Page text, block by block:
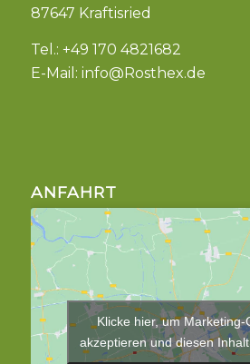
87647 Kraftisried
Tel.: +49 170 4821682
E-Mail: info@Rosthex.de
ANFAHRT
Klicke hier, um Marketing-
akzeptieren und diesen